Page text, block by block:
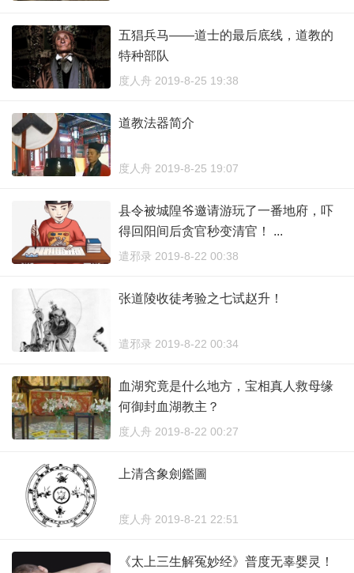
五猖兵马——道士的最后底线，道教的
特种部队
度人舟 2019-8-25 19:38
道教法器简介
度人舟 2019-8-25 19:07
县令被城隍爷邀请游玩了一番地府，吓
得回阳间后贪官秒变清官！ ...
遣邪录 2019-8-22 00:38
张道陵收徒考验之七试赵升！
遣邪录 2019-8-22 00:34
血湖究竟是什么地方，宝相真人救母缘
何御封血湖教主？
度人舟 2019-8-22 00:27
上清含象劍鑑圖
度人舟 2019-8-21 22:51
《太上三生解冤妙经》普度无辜婴灵！